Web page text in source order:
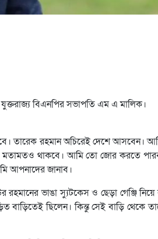
যুক্তরাজ্য বিএনপির সভাপতি এম এ মালিক।
তারেক রহমান অচিরেই দেশে আসবেন।
মতামতও থাকবে। আমি তো জোর করতে
আপনাদের জানাব।
ভাঙা স্যুটকেস ও ছেড়া গেঞ্জি নিয়ে
বাড়িতেই ছিলেন। কিন্তু সেই বাড়ি থেকে